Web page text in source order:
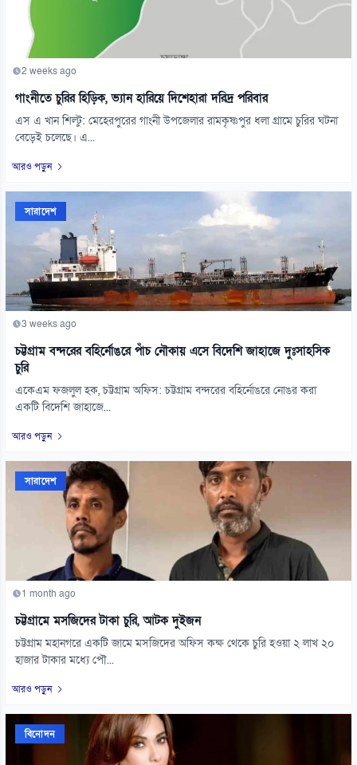
2 weeks ago
গাংনীতে চুরির হিড়িক, ভ্যান হারিয়ে দিশেহারা দরিদ্র পরিবার
এস এ খান শিল্টু: মেহেরপুরের গাংনী উপজেলার রামকৃষ্ণপুর ধলা গ্রামে চুরির ঘটনা
বেড়েই চলেছে। এ...
আরও পড়ুন
সারাদেশ
3 weeks ago
চট্টগ্রাম বন্দরের বহির্নোঙরে পাঁচ নৌকায় এসে বিদেশি জাহাজে দুঃসাহসিক
চুরি
একেএম ফজলুল হক, চট্টগ্রাম অফিস: চট্টগ্রাম বন্দরের বহির্নোঙরে নোঙর করা
একটি বিদেশি জাহাজে...
আরও পড়ুন
সারাদেশ
1 month ago
চট্টগ্রামে মসজিদের টাকা চুরি, আটক দুইজন
চট্টগ্রাম মহানগরে একটি জামে মসজিদের অফিস কক্ষ থেকে চুরি হওয়া ২ লাখ ২০
হাজার টাকার মধ্যে পৌ...
আরও পড়ুন
বিনোদন